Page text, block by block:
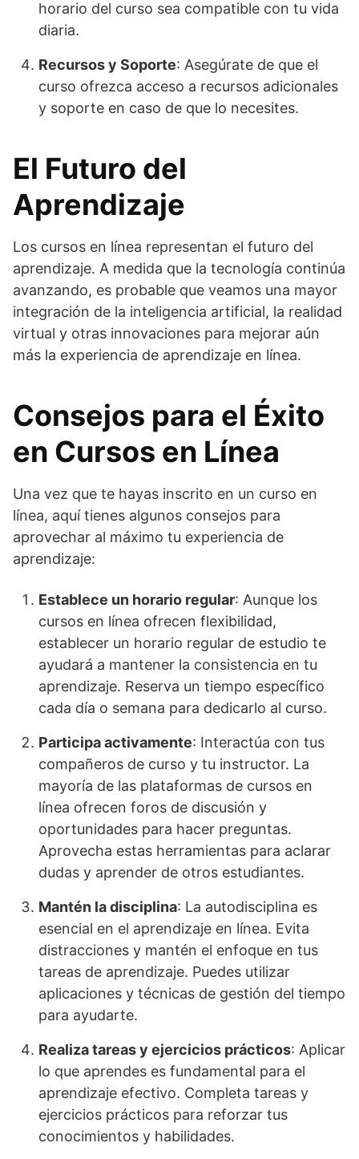
horario del curso sea compatible con tu vida
diaria.
Recursos y Soporte: Asegúrate de que el
curso ofrezca acceso a recursos adicionales
y soporte en caso de que lo necesites.
El Futuro del
Aprendizaje
Los cursos en línea representan el futuro del
aprendizaje. A medida que la tecnología continúa
avanzando, es probable que veamos una mayor
integración de la inteligencia artificial, la realidad
virtual y otras innovaciones para mejorar aún
más la experiencia de aprendizaje en línea.
Consejos para el Éxito
en Cursos en Línea
Una vez que te hayas inscrito en un curso en
línea, aquí tienes algunos consejos para
aprovechar al máximo tu experiencia de
aprendizaje:
Establece un horario regular: Aunque los
cursos en línea ofrecen flexibilidad,
establecer un horario regular de estudio te
ayudará a mantener la consistencia en tu
aprendizaje. Reserva un tiempo específico
cada día o semana para dedicarlo al curso.
Participa activamente: Interactúa con tus
compañeros de curso y tu instructor. La
mayoría de las plataformas de cursos en
línea ofrecen foros de discusión y
oportunidades para hacer preguntas.
Aprovecha estas herramientas para aclarar
dudas y aprender de otros estudiantes.
Mantén la disciplina: La autodisciplina es
esencial en el aprendizaje en línea. Evita
distracciones y mantén el enfoque en tus
tareas de aprendizaje. Puedes utilizar
aplicaciones y técnicas de gestión del tiempo
para ayudarte.
Realiza tareas y ejercicios prácticos: Aplicar
lo que aprendes es fundamental para el
aprendizaje efectivo. Completa tareas y
ejercicios prácticos para reforzar tus
conocimientos y habilidades.